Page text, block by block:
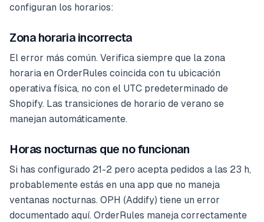
configuran los horarios:
Zona horaria incorrecta
El error más común. Verifica siempre que la zona
horaria en OrderRules coincida con tu ubicación
operativa física, no con el UTC predeterminado de
Shopify. Las transiciones de horario de verano se
manejan automáticamente.
Horas nocturnas que no funcionan
Si has configurado 21-2 pero acepta pedidos a las 23 h,
probablemente estás en una app que no maneja
ventanas nocturnas. OPH (Addify) tiene un error
documentado aquí. OrderRules maneja correctamente